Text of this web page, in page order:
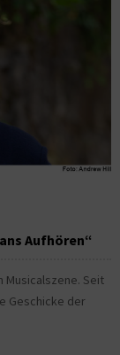
Aufhören“
Musicalszene. Seit
Geschicke der